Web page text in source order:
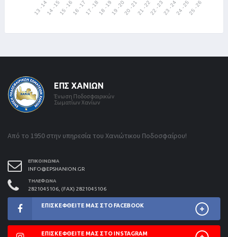
ΕΠΣ ΧΑΝΊΩΝ
Ένωση Ποδοσφαιρικών
Σωματίων Χανίων
Από το 1950 στην υπηρεσία του Χανιώτικου Ποδοσφαίρου!
ΕΠΙΚΟΙΝΩΝΊΑ
INFO@EPSHANION.GR
ΤΗΛΈΦΩΝΑ
2821045106, (FAX) 2821045106
ΕΠΙΣΚΕΦΘΕΊΤΕ ΜΑΣ ΣΤΟ FACEBOOK
ΕΠΙΣΚΕΦΘΕΊΤΕ ΜΑΣ ΣΤΟ INSTAGRAM